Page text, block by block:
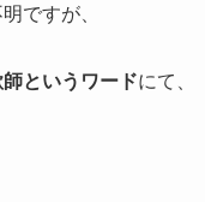
ですが、
というワードにて、